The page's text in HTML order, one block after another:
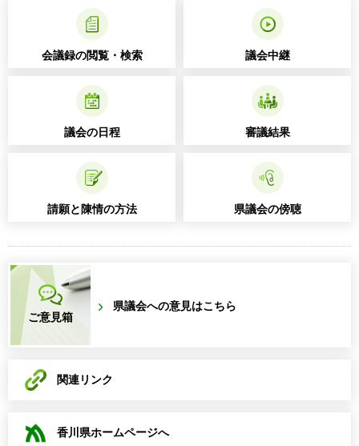
会議録の閲覧・検索 議会中継
議会の日程 審議結果
請願と陳情の方法 県議会の傍聴
ご意見箱
県議会への意見はこちら
関連リンク
香川県ホームページへ